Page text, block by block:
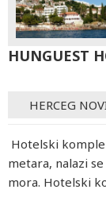
HUNGUEST
HERCEG
Hotelski
metara, nalazi
mora. Hotelski